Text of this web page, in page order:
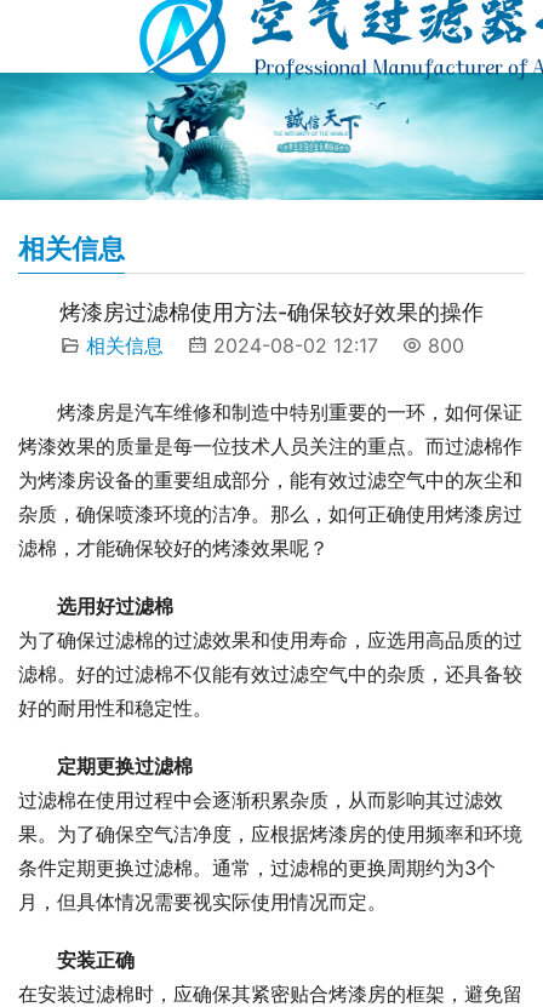
相关信息
烤漆房过滤棉使用方法-确保较好效果的操作
相关信息 2024-08-02 12:17 800
烤漆房是汽车维修和制造中特别重要的一环，如何保证
烤漆效果的质量是每一位技术人员关注的重点。而过滤棉作
为烤漆房设备的重要组成部分，能有效过滤空气中的灰尘和
杂质，确保喷漆环境的洁净。那么，如何正确使用烤漆房过
滤棉，才能确保较好的烤漆效果呢？
选用好过滤棉
为了确保过滤棉的过滤效果和使用寿命，应选用高品质的过
滤棉。好的过滤棉不仅能有效过滤空气中的杂质，还具备较
好的耐用性和稳定性。
定期更换过滤棉
过滤棉在使用过程中会逐渐积累杂质，从而影响其过滤效
果。为了确保空气洁净度，应根据烤漆房的使用频率和环境
条件定期更换过滤棉。通常，过滤棉的更换周期约为3个
月，但具体情况需要视实际使用情况而定。
安装正确
在安装过滤棉时，应确保其紧密贴合烤漆房的框架，避免留